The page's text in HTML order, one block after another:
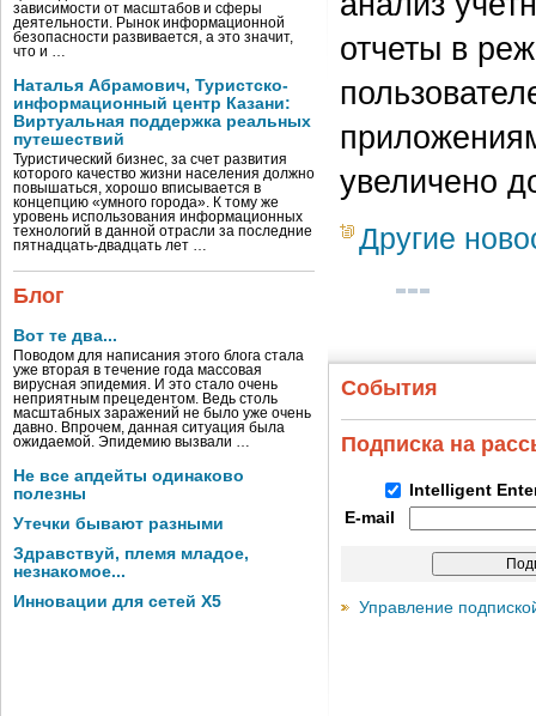
зависимости от масштабов и сферы
деятельности. Рынок информационной
безопасности развивается, а это значит,
что и …
Наталья Абрамович, Туристско-
информационный центр Казани:
Виртуальная поддержка реальных
путешествий
Туристический бизнес, за счет развития
которого качество жизни населения должно
повышаться, хорошо вписывается в
концепцию «умного города». К тому же
уровень использования информационных
технологий в данной отрасли за последние
пятнадцать-двадцать лет …
Блог
Вот те два...
Поводом для написания этого блога стала
уже вторая в течение года массовая
вирусная эпидемия. И это стало очень
неприятным прецедентом. Ведь столь
масштабных заражений не было уже очень
давно. Впрочем, данная ситуация была
ожидаемой. Эпидемию вызвали …
Не все апдейты одинаково
полезны
Утечки бывают разными
Здравствуй, племя младое,
незнакомое...
Инновации для сетей X5
отчеты в
увеличено
Другие
События
Подписка на
Intelligent
E-mail
Управление